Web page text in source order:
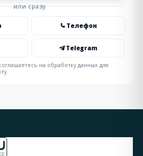
или сразу
Телефон
Telegram
на обработку данных для